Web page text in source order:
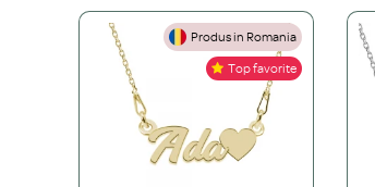
Din ce materiale sunt fabricate bijuteriile
Folosim doar materiale de înaltă calitate,
Ce înseamnă o bijuterie "placată" și care
Placarea este un proces prin care aplicăm
Cum aleg materialul potrivit pentru mine?
Produs in Romania
Top favorite